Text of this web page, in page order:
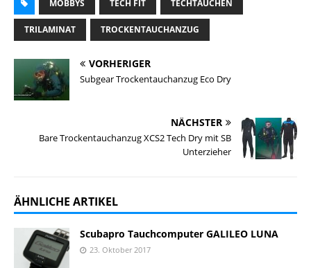
MOBBYS TECH FIT TECHTAUCHEN
TRILAMINAT TROCKENTAUCHANZUG
VORHERIGER
Subgear Trockentauchanzug Eco Dry
NÄCHSTER
Bare Trockentauchanzug XCS2 Tech Dry mit SB
Unterzieher
ÄHNLICHE ARTIKEL
Scubapro Tauchcomputer GALILEO LUNA
23. Oktober 2017